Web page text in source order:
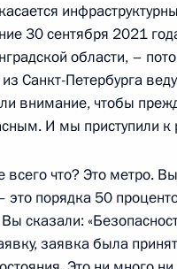
по обеспечению
2022 года, 22:20
разговор с
2022 года, 18:50
30 сентября 2021
области, –
Санкт-Петербурга
внимание, чтобы
И мы приступили к
всего что? Это метро.
это порядка 50
Вы сказали:
заявка была